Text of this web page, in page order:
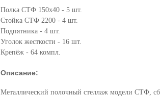
Полка СТФ 150х40 - 5 шт.
Стойка СТФ 2200 - 4 шт.
Подпятника - 4 шт.
Уголок жесткости - 16 шт.
Крепёж - 64 компл.
Описание:
Металлический полочный стеллаж модели СТФ,